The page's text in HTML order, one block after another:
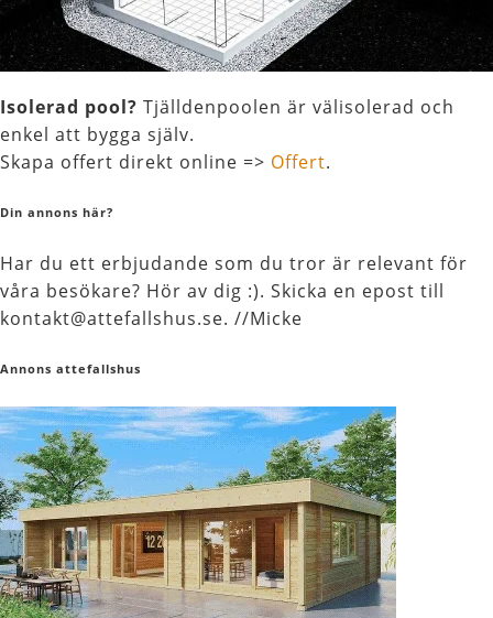
Isolerad pool? Tjälldenpoolen är välisolerad och
enkel att bygga själv.
Skapa offert direkt online => Offert.
Din annons här?
Har du ett erbjudande som du tror är relevant för
våra besökare? Hör av dig :). Skicka en epost till
kontakt@attefallshus.se. //Micke
Annons attefallshus